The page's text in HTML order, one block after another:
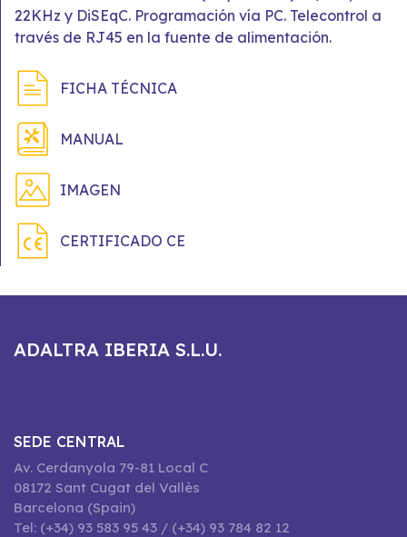
22KHz y DiSEqC. Programación vía PC. Telecontrol a
través de RJ45 en la fuente de alimentación.
FICHA TÉCNICA
MANUAL
IMAGEN
CERTIFICADO CE
ADALTRA IBERIA S.L.U.
SEDE CENTRAL
Av. Cerdanyola 79-81 Local C
08172 Sant Cugat del Vallès
Barcelona (Spain)
Tel: (+34) 93 583 95 43 / (+34) 93 784 82 12